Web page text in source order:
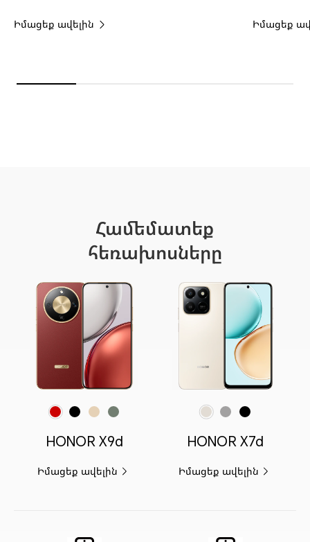
Իմացեք ավելին Իմացեք
Համեմատեք
հեռախոսները
HONOR X9d
Իմացեք ավելին
HONOR X7d
Իմացեք ավելին